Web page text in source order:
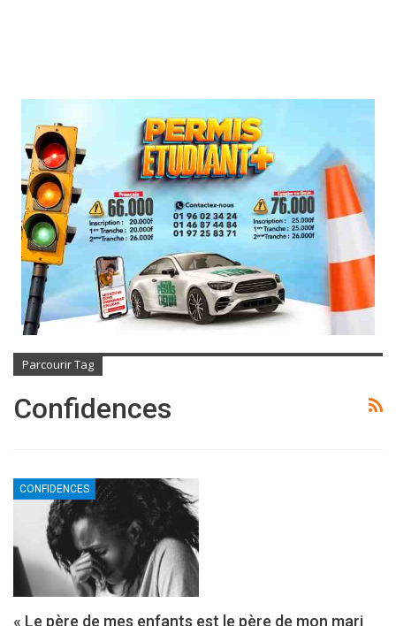
Parcourir Tag
Confidences
CONFIDENCES
« Le père de mes enfants est le père de mon mari